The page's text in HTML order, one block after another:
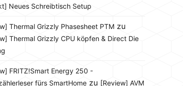
Neues Schreibtisch Setup
Thermal Grizzly Phasesheet PTM zu
Thermal Grizzly CPU köpfen & Direct Die
FRITZ!Smart Energy 250 -
fürs SmartHome zu [Review] AVM